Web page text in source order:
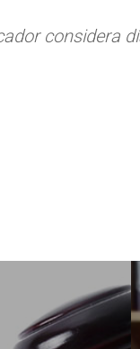
considera